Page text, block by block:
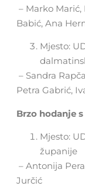
– Marko
Babić, Ana
Mjesto:
– Sandra
Petra Gabrić,
Brzo hodanje
Mjesto:
županije
– Antonija
Jurčić